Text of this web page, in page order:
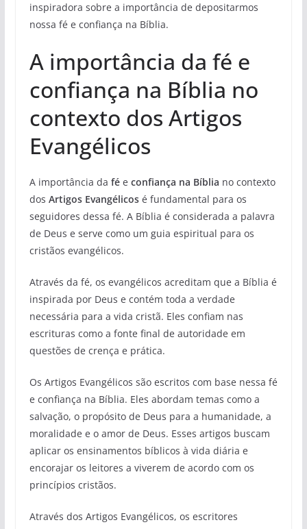
inspiradora sobre a importância de depositarmos
nossa fé e confiança na Bíblia.
A importância da fé e
confiança na Bíblia no
contexto dos Artigos
Evangélicos
A importância da fée confiança na Bíblia no contexto
dos Artigos Evangélicosé fundamental para os
seguidores dessa fé. A Bíblia é considerada a palavra
de Deus e serve como um guia espiritual para os
cristãos evangélicos.
Através da fé, os evangélicos acreditam que a Bíblia é
inspirada por Deus e contém toda a verdade
necessária para a vida cristã. Eles confiam nas
escrituras como a fonte final de autoridade em
questões de crença e prática.
Os Artigos Evangélicos são escritos com base nessa fé
e confiança na Bíblia. Eles abordam temas como a
salvação, o propósito de Deus para a humanidade, a
moralidade e o amor de Deus. Esses artigos buscam
aplicar os ensinamentos bíblicos à vida diária e
encorajar os leitores a viverem de acordo com os
princípios cristãos.
Através dos Artigos Evangélicos, os escritores